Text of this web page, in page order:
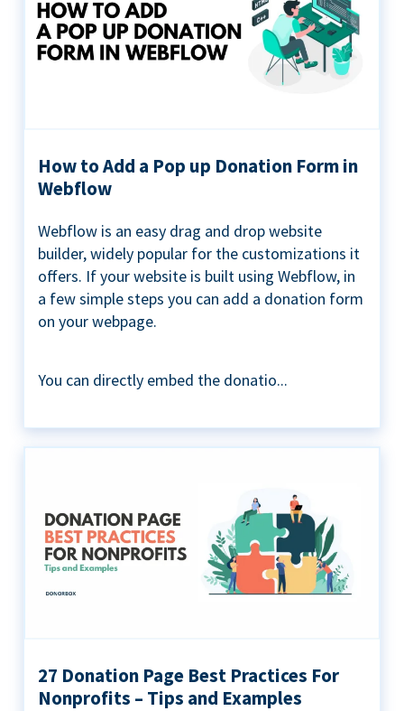
How to Add a Pop up Donation Form in
Webflow
Webflow is an easy drag and drop website
builder, widely popular for the customizations it
offers. If your website is built using Webflow, in
a few simple steps you can add a donation form
on your webpage.
You can directly embed the donatio...
27 Donation Page Best Practices For
Nonprofits – Tips and Examples